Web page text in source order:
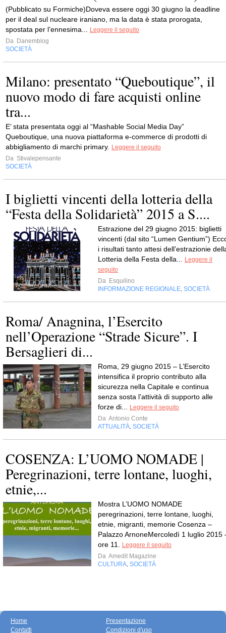
(Pubblicato su Formiche)Doveva essere oggi 30 giugno la deadline
per il deal sul nucleare iraniano, ma la data è stata prorogata,
spostata per l’ennesima...
Leggere il seguito
Da Danemblog
SOCIETÀ
Milano: presentato “Queboutique”, il
nuovo modo di fare acquisti online
tra...
E’ stata presentata oggi al “Mashable Social Media Day”
Queboutique, una nuova piattaforma e-commerce di prodotti di
abbigliamento di marchi primary. Leggere il seguito
Da Stivalepensante
SOCIETÀ
I biglietti vincenti della lotteria della
“Festa della Solidarietà” 2015 a S....
Estrazione del 29 giugno 2015: biglietti
vincenti (dal sito “Lumen Gentium”)
i risultati tanto attesi dell’estrazionie
Lotteria della Festa della...
Leggere il
seguito
Da Esquilino
INFORMAZIONE REGIONALE SOCIETÀ
Roma/ Anagnina, l’Esercito
nell’Operazione “Strade Sicure”. I
Bersaglieri di...
Roma, 29 giugno 2015 – L’Esercito
intensifica il proprio contributo alla
sicurezza nella Capitale e continua
senza sosta l’attività di supporto alle
forze di...
Leggere il seguito
Da Antonio Conte
ATTUALITÀ SOCIETÀ
COSENZA: L’UOMO NOMADE |
Peregrinazioni, terre lontane, luoghi,
etnie,...
Mostra L’UOMO NOMADE
peregrinazioni, terre lontane, luoghi,
etnie, migranti, memorie Cosenza –
Palazzo ArnoneMercoledì 1 luglio 2015
ore 11.
Leggere il seguito
Da Amedit Magazine
CULTURA SOCIETÀ
Home
Contatti
Presentazione
Condizioni d'uso